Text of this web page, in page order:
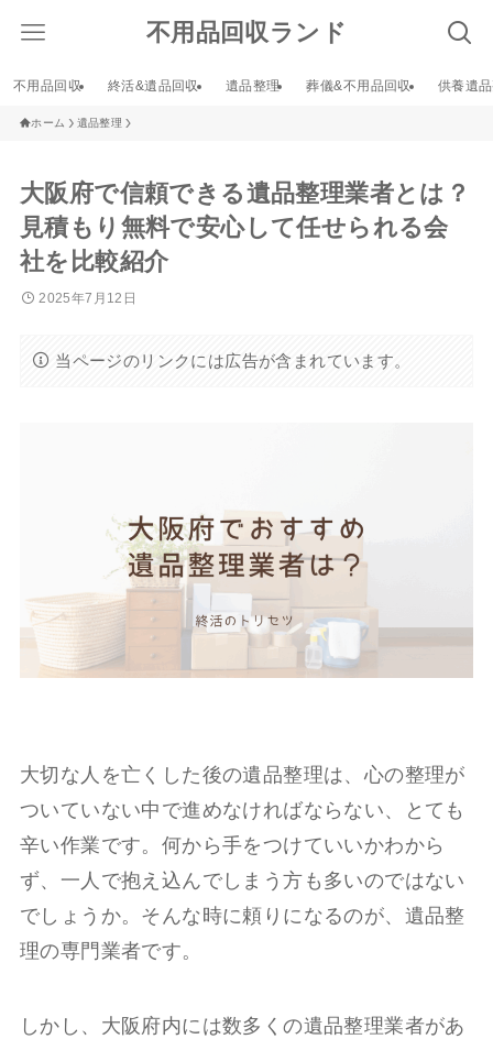
不用品回収ランド
不用品回収 終活&遺品回収 遺品整理 葬儀&不用品回収 供養遺
ホーム 遺品整理
大阪府で信頼できる遺品整理業者とは？
見積もり無料で安心して任せられる会
社を比較紹介
2025年7月12日
当ページのリンクには広告が含まれています。
大切な人を亡くした後の遺品整理は、心の整理が
ついていない中で進めなければならない、とても
辛い作業です。何から手をつけていいかわから
ず、一人で抱え込んでしまう方も多いのではない
でしょうか。そんな時に頼りになるのが、遺品整
理の専門業者です。
しかし、大阪府内には数多くの遺品整理業者があ